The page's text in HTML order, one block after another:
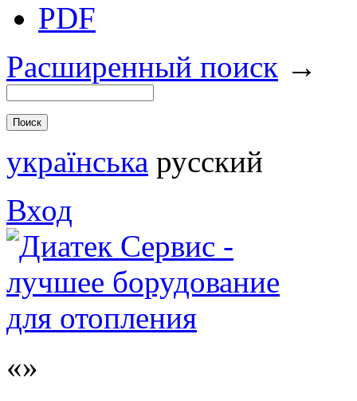
PDF
Расширенный поиск →
українська русский
Вход